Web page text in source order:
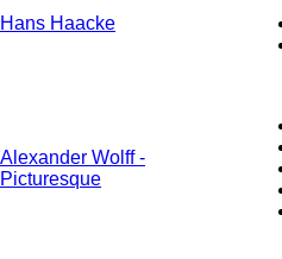
Hans Haacke
Alexander Wolff -
Picturesque